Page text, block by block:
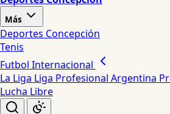
Más
Deportes Concepción
Tenis
Futbol Internacional
La Liga Liga Profesional Argentina
Lucha Libre